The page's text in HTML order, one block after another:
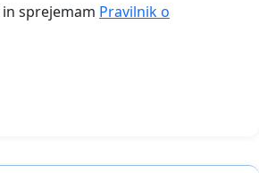
sprejemam Pravilnik o